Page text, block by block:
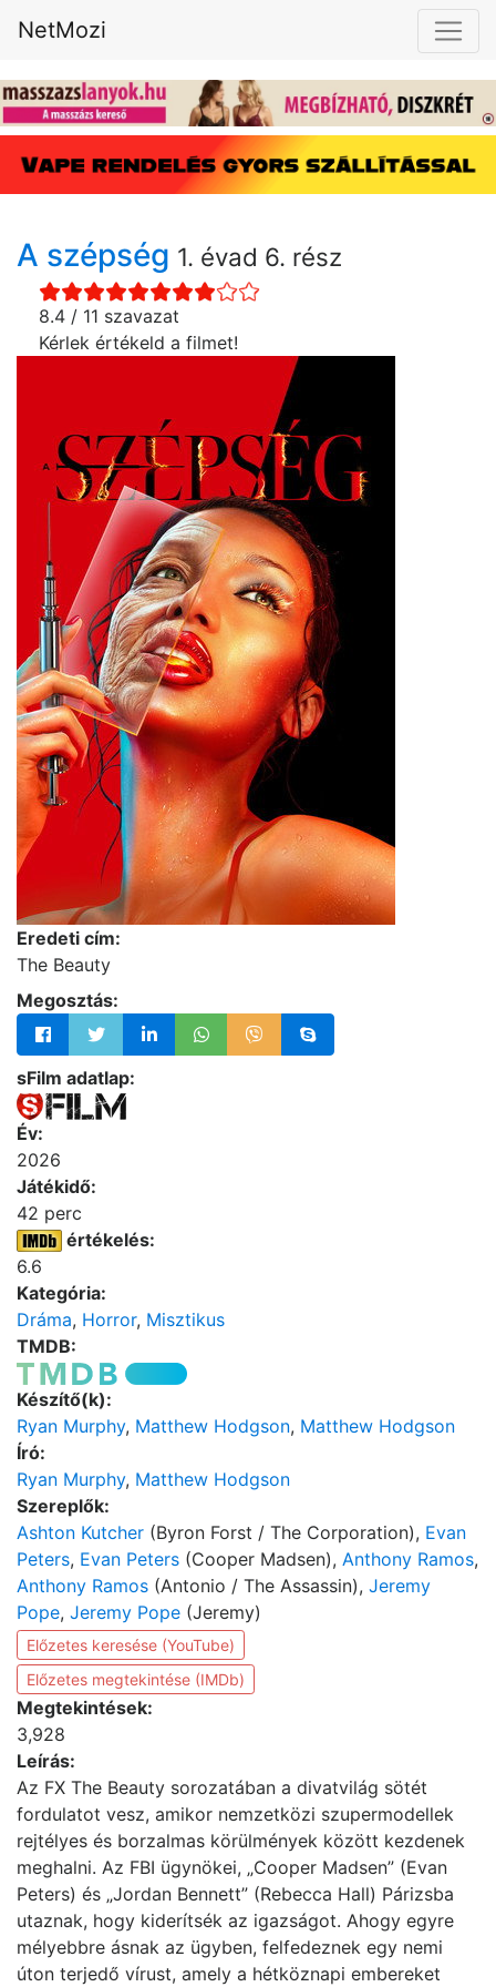
NetMozi
A szépség 1. évad 6. rész
8.4 / 11 szavazat
Kérlek értékeld a filmet!
Eredeti cím:
The Beauty
Megosztás:
sFilm adatlap:
Év:
2026
Játékidő:
42 perc
értékelés:
6.6
Kategória:
Dráma, Horror, Misztikus
TMDB:
Készítő(k):
Ryan Murphy, Matthew Hodgson, Matthew Hodgson
Író:
Ryan Murphy, Matthew Hodgson
Szereplők:
Ashton Kutcher (Byron Forst / The Corporation), Evan
Peters, Evan Peters (Cooper Madsen), Anthony Ramos,
Anthony Ramos (Antonio / The Assassin), Jeremy
Pope, Jeremy Pope (Jeremy)
Előzetes keresése (YouTube)
Előzetes megtekintése (IMDb)
Megtekintések:
3,928
Leírás:
Az FX The Beauty sorozatában a divatvilág sötét
fordulatot vesz, amikor nemzetközi szupermodellek
rejtélyes és borzalmas körülmények között kezdenek
meghalni. Az FBI ügynökei, „Cooper Madsen” (Evan
Peters) és „Jordan Bennett” (Rebecca Hall) Párizsba
utaznak, hogy kiderítsék az igazságot. Ahogy egyre
mélyebbre ásnak az ügyben, felfedeznek egy nemi
úton terjedő vírust, amely a hétköznapi embereket